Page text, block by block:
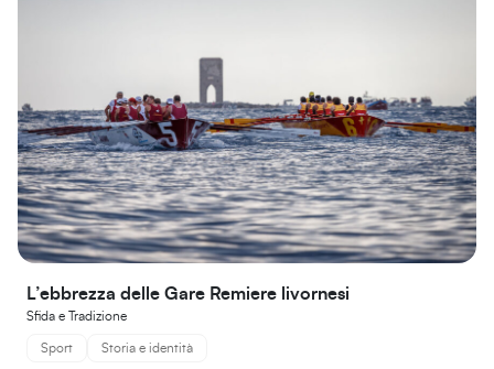
L’ebbrezza delle Gare Remiere livornesi
Sfida e Tradizione
Sport Storia e identità